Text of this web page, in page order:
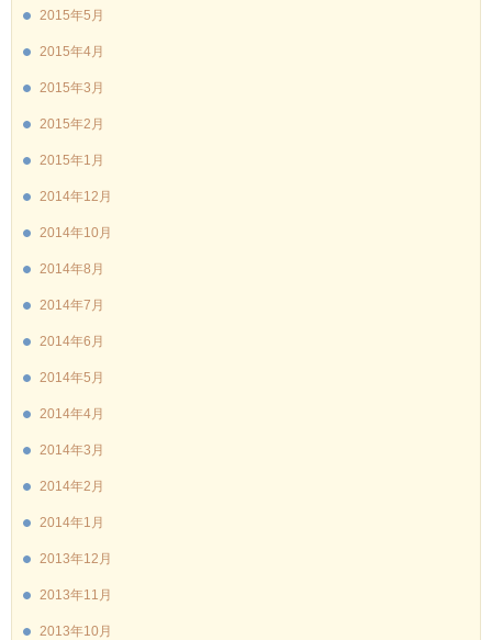
2015年5月
2015年4月
2015年3月
2015年2月
2015年1月
2014年12月
2014年10月
2014年8月
2014年7月
2014年6月
2014年5月
2014年4月
2014年3月
2014年2月
2014年1月
2013年12月
2013年11月
2013年10月